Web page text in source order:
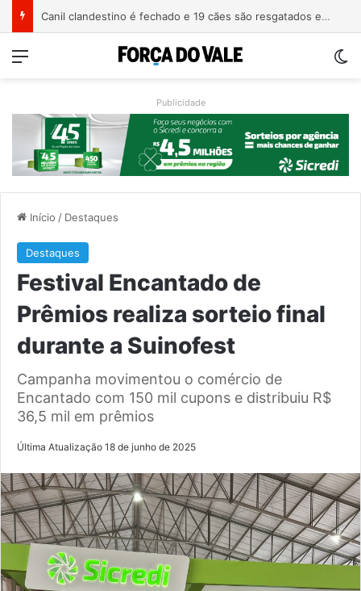
IA de reconhecimento facial localiza pessoa desaparecida há 15 anos; sistema atinge precisão de até 99%
Menu
Publicidade
Início / Destaques
Destaques
Festival Encantado de
Prêmios realiza sorteio final
durante a Suinofest
Campanha movimentou o comércio de
Encantado com 150 mil cupons e distribuiu R$
36,5 mil em prêmios
Última Atualização 18 de junho de 2025